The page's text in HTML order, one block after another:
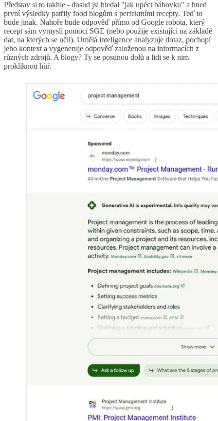
Představ si to takhle - dosud jsi hledal "jak upéct bábovku" a hned
první výsledky patřily food blogům s perfektními recepty. Teď to
bude jinak. Nahoře bude odpověď přímo od Google robota, který
recept sám vymyslí pomocí SGE (nebo použije existující na základě
dat, na kterých se učil). Umělá inteligence analyzuje dotaz, pochopí
jeho kontext a vygeneruje odpověď založenou na informacích z
různých zdrojů. A blogy? Ty se posunou dolů a lidi se k nim
prokliknou hůř.